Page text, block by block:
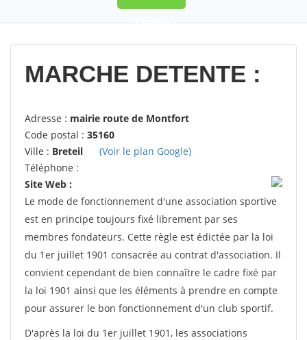
9,4(100%)
14358votes
MARCHE DETENTE :
Adresse : mairie route de Montfort
Code postal : 35160
Ville : Breteil
(Voir le plan Google)
Téléphone :
Site Web :
Le mode de fonctionnement d'une association sportive
est en principe toujours fixé librement par ses
membres fondateurs. Cette règle est édictée par la loi
du 1er juillet 1901 consacrée au contrat d'association. Il
convient cependant de bien connaître le cadre fixé par
la loi 1901 ainsi que les éléments à prendre en compte
pour assurer le bon fonctionnement d'un club sportif.
D'après la loi du 1er juillet 1901, les associations